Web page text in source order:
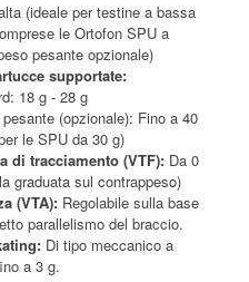
(ideale per testine a bassa
le Ortofon SPU a
pesante opzionale)
supportate:
18 g - 28 g
(opzionale): Fino a 40
le SPU da 30 g)
di tracciamento (VTF): Da 0
graduata sul contrappeso)
(VTA): Regolabile sulla base
parallelismo del braccio.
Di tipo meccanico a
a 3 g.